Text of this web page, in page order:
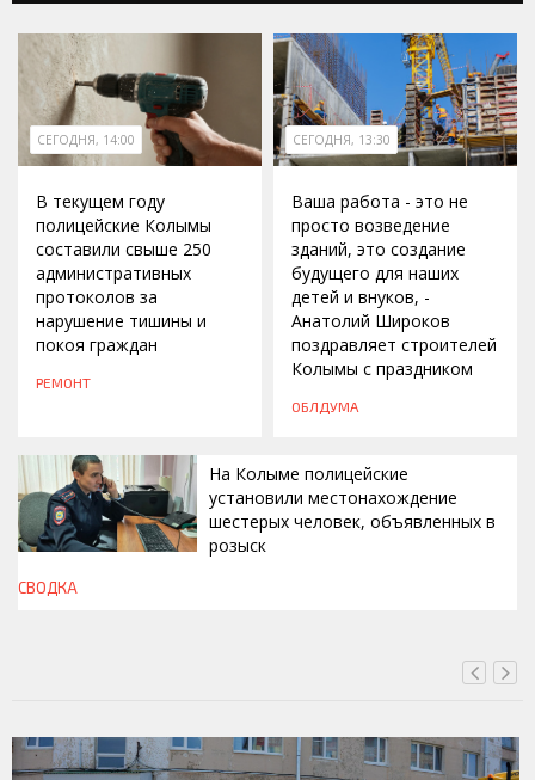
СЕГОДНЯ, 14:00
В текущем году
полицейские Колымы
составили свыше 250
административных
протоколов за
нарушение тишины и
покоя граждан
РЕМОНТ
СЕГОДНЯ, 13:30
Ваша работа - это не
просто возведение
зданий, это создание
будущего для наших
детей и внуков, -
Анатолий Широков
поздравляет строителей
Колымы с праздником
ОБЛДУМА
СЕГОДНЯ, 13:00
На Колыме полицейские
установили местонахождение
шестерых человек, объявленных в
розыск
СВОДКА